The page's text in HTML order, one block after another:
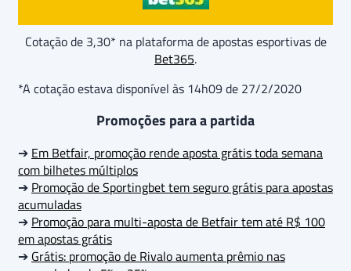
Cotação de 3,30* na plataforma de apostas esportivas de
Bet365.
*A cotação estava disponível às 14h09 de 27/2/2020
Promoções para a partida
➔ Em Betfair, promoção rende aposta grátis toda semana
com bilhetes múltiplos
➔ Promoção de Sportingbet tem seguro grátis para apostas
acumuladas
➔ Promoção para multi-aposta de Betfair tem até R$ 100
em apostas grátis
➔ Grátis: promoção de Rivalo aumenta prêmio nas